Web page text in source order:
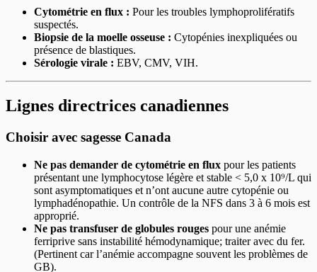
Cytométrie en flux : Pour les troubles lymphoprolifératifs
suspectés.
Biopsie de la moelle osseuse : Cytopénies inexpliquées ou
présence de blastiques.
Sérologie virale : EBV, CMV, VIH.
Lignes directrices canadiennes
Choisir avec sagesse Canada
Ne pas demander de cytométrie en flux pour les patients
présentant une lymphocytose légère et stable < 5,0 x 10⁹/L qui
sont asymptomatiques et n’ont aucune autre cytopénie ou
lymphadénopathie. Un contrôle de la NFS dans 3 à 6 mois est
approprié.
Ne pas transfuser de globules rouges pour une anémie
ferriprive sans instabilité hémodynamique; traiter avec du fer.
(Pertinent car l’anémie accompagne souvent les problèmes de
GB).